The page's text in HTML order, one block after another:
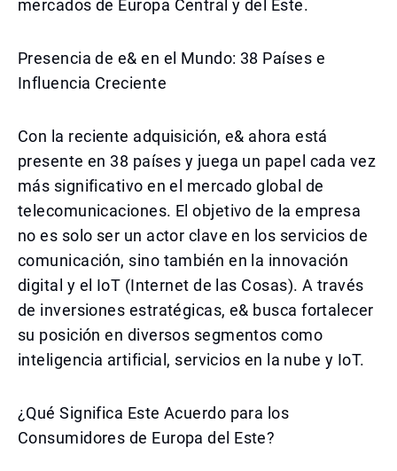
mercados de Europa Central y del Este.
Presencia de e& en el Mundo: 38 Países e
Influencia Creciente
Con la reciente adquisición, e& ahora está
presente en 38 países y juega un papel cada vez
más significativo en el mercado global de
telecomunicaciones. El objetivo de la empresa
no es solo ser un actor clave en los servicios de
comunicación, sino también en la innovación
digital y el IoT (Internet de las Cosas). A través
de inversiones estratégicas, e& busca fortalecer
su posición en diversos segmentos como
inteligencia artificial, servicios en la nube y IoT.
¿Qué Significa Este Acuerdo para los
Consumidores de Europa del Este?